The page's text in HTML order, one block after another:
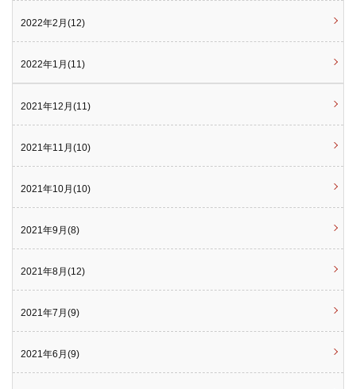
2022年2月(12)
2022年1月(11)
2021年12月(11)
2021年11月(10)
2021年10月(10)
2021年9月(8)
2021年8月(12)
2021年7月(9)
2021年6月(9)